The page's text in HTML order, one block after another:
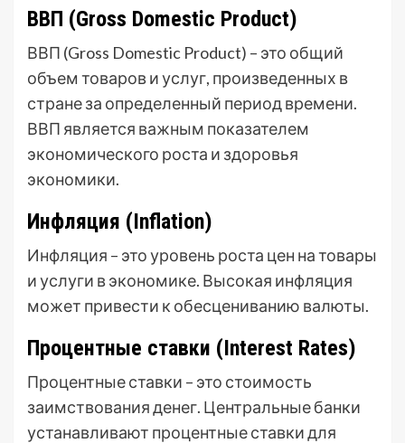
ВВП (Gross Domestic Product)
ВВП (Gross Domestic Product) – это общий
объем товаров и услуг, произведенных в
стране за определенный период времени.
ВВП является важным показателем
экономического роста и здоровья
экономики.
Инфляция (Inflation)
Инфляция – это уровень роста цен на товары
и услуги в экономике. Высокая инфляция
может привести к обесцениванию валюты.
Процентные ставки (Interest Rates)
Процентные ставки – это стоимость
заимствования денег. Центральные банки
устанавливают процентные ставки для